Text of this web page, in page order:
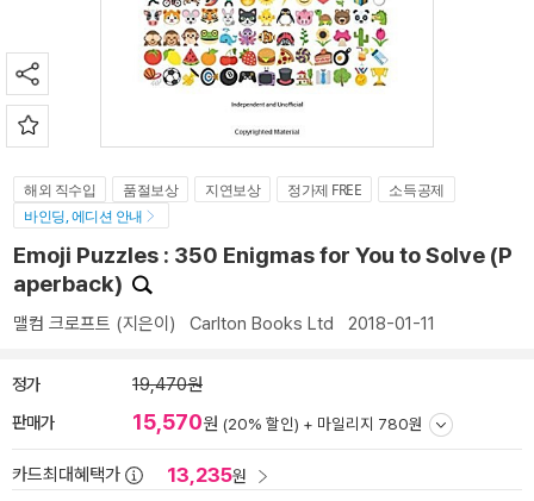
해외 직수입 품절보상 지연보상 정가제 FREE
소득공제
바인딩, 에디션 안내
Emoji Puzzles : 350 Enigmas for You to Solve (P
aperback)
맬컴 크로프트 (지은이) Carlton Books Ltd 2018-01-11
정가 19,470원
판매가 15,570원 (20% 할인) + 마일리지 780원
카드최대혜택가 13,235원